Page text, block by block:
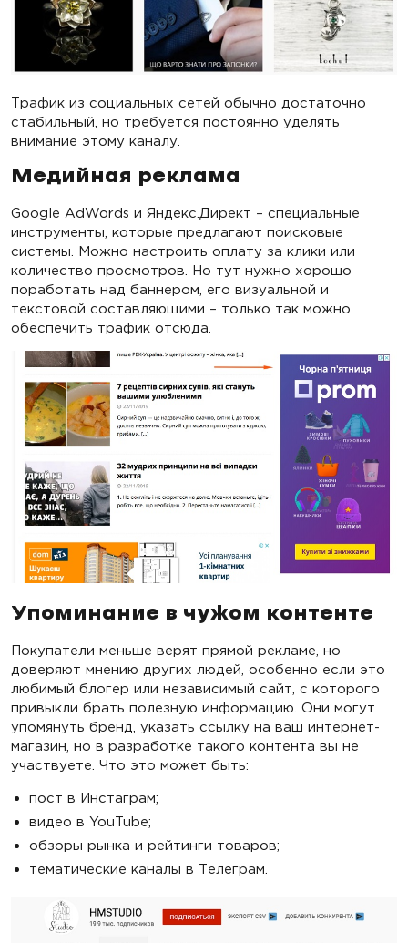
Трафик из социальных сетей обычно достаточно
стабильный, но требуется постоянно уделять
внимание этому каналу.
Медийная реклама
Google AdWords и Яндекс.Директ – специальные
инструменты, которые предлагают поисковые
системы. Можно настроить оплату за клики или
количество просмотров. Но тут нужно хорошо
поработать над баннером, его визуальной и
текстовой составляющими – только так можно
обеспечить трафик отсюда.
Упоминание в чужом контенте
Покупатели меньше верят прямой рекламе, но
доверяют мнению других людей, особенно если это
любимый блогер или независимый сайт, с которого
привыкли брать полезную информацию. Они могут
упомянуть бренд, указать ссылку на ваш интернет-
магазин, но в разработке такого контента вы не
участвуете. Что это может быть:
пост в Инстаграм;
видео в YouTube;
обзоры рынка и рейтинги товаров;
тематические каналы в Телеграм.